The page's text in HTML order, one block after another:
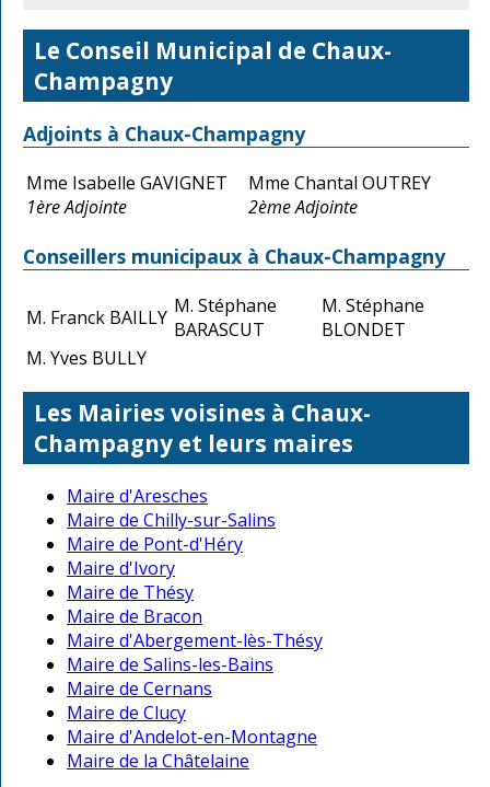
Le Conseil Municipal de Chaux-
Champagny
Adjoints à Chaux-Champagny
Mme Isabelle GAVIGNET
1ère Adjointe
Mme Chantal OUTREY
2ème Adjointe
Conseillers municipaux à Chaux-Champagny
M. Franck BAILLY M. Stéphane
BARASCUT
M. Stéphane
BLONDET
M. Yves BULLY
Les Mairies voisines à Chaux-
Champagny et leurs maires
Maire d'Aresches
Maire de Chilly-sur-Salins
Maire de Pont-d'Héry
Maire d'Ivory
Maire de Thésy
Maire de Bracon
Maire d'Abergement-lès-Thésy
Maire de Salins-les-Bains
Maire de Cernans
Maire de Clucy
Maire d'Andelot-en-Montagne
Maire de la Châtelaine